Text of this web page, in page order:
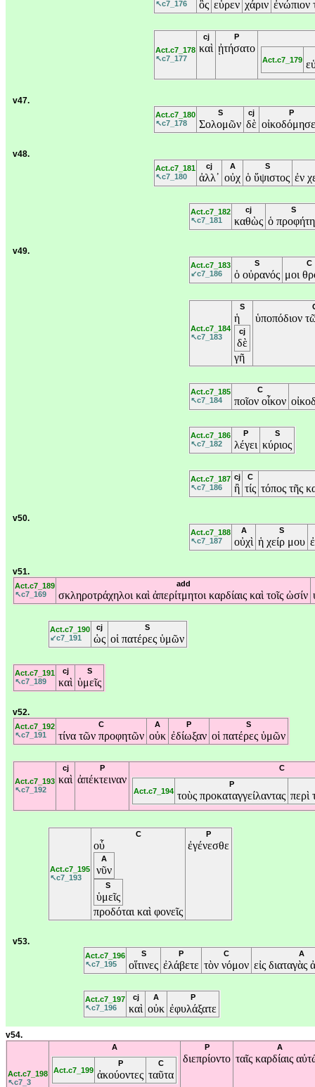
↖c7_176 ὃς εὗρεν χάριν ἐνώπιον
Act.c7_178
↖c7_177
cj
καὶ
P
ᾐτήσατο
Act.c7_179
v47.
Act.c7_180
↖c7_178
S
Σολομῶν
cj
δὲ
P
v48.
Act.c7_181
↖c7_180
cj
ἀλλ᾽
A
οὐχ
S
ὁ ὕψιστος ἐν
Act.c7_182
↖c7_181
cj
καθὼς
S
ὁ
v49.
Act.c7_183
↙c7_186
S
ὁ οὐρανός
C
μοι
Act.c7_184
↖c7_183
S
ἡ
cj
δὲ
γῆ
ὑποπόδιον
Act.c7_185
↖c7_184
C
ποῖον οἶκον
Act.c7_186
↖c7_182
P
λέγει
S
κύριος
Act.c7_187
↖c7_186
cj
ἢ
C
τίς τόπος τῆς
v50.
Act.c7_188
↖c7_187
A
οὐχὶ
S
ἡ χείρ μου
v51.
Act.c7_189
↖c7_169
add
σκληροτράχηλοι καὶ ἀπερίτμητοι καρδίαις καὶ τοῖς ὠσίν
Act.c7_190
↙c7_191
cj
ὡς
S
οἱ πατέρες ὑμῶν
Act.c7_191
↖c7_189
cj
καὶ
S
ὑμεῖς
v52.
Act.c7_192
↖c7_191
C
τίνα τῶν προφητῶν
A
οὐκ
P
ἐδίωξαν
S
οἱ πατέρες ὑμῶν
Act.c7_193
↖c7_192
cj
καὶ
P
ἀπέκτειναν
C
Act.c7_194
P
τοὺς προκαταγγείλαντας περὶ
Act.c7_195
↖c7_193
C
οὗ
A
νῦν
S
ὑμεῖς
προδόται καὶ φονεῖς
P
ἐγένεσθε
v53.
Act.c7_196
↖c7_195
S
οἵτινες
P
ἐλάβετε
C
τὸν νόμον
A
εἰς διαταγὰς
Act.c7_197
↖c7_196
cj
καὶ
A
οὐκ
P
ἐφυλάξατε
v54.
Act.c7_198
↖c7_3
A
Act.c7_199
P
ἀκούοντες
C
ταῦτα
P
διεπρίοντο
A
ταῖς καρδίαις